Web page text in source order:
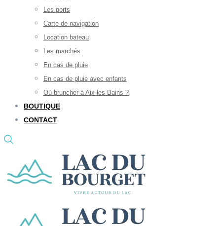
Les ports
Carte de navigation
Location bateau
Les marchés
En cas de pluie
En cas de pluie avec enfants
Où bruncher à Aix-les-Bains ?
BOUTIQUE
CONTACT